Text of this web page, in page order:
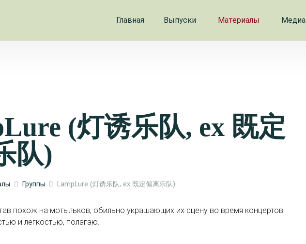
Главная Выпуски Материалы Медиа
(灯诱乐队, ex 既定
队)
Группы LampLure (灯诱乐队, ex 既定偏离乐队)
похож на мотыльков, обильно украшающих их сцену во время концертов.
и лёгкостью, полагаю.